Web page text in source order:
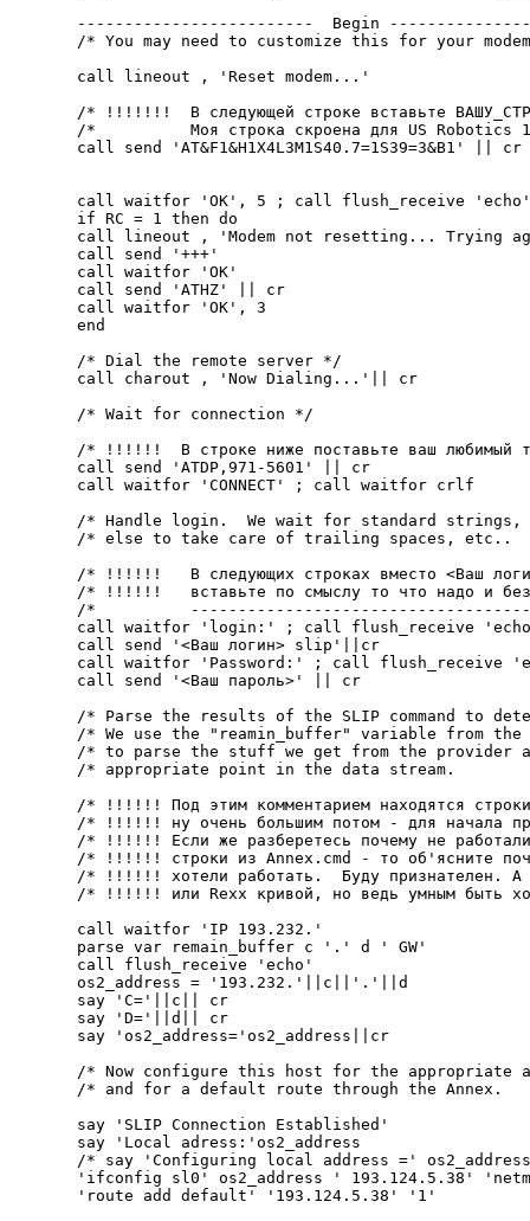
-------------------------  Begin
/* You may need to customize this for your
call lineout , 'Reset modem...'
/* !!!!!!!  В следующей строке вставьте
/*          Моя строка скроена для US Robotics
call send
call waitfor 'OK', 5 ; call flush_receive 'echo'
if RC = 1 then do
call lineout , 'Modem not resetting... Trying
call send '+++'
call waitfor 'OK'
call send 'ATHZ' || cr
call waitfor 'OK', 3
end
/* Dial the remote server */
call charout , 'Now Dialing...'|| cr
/* Wait for connection */
/* !!!!!!  В строке ниже поставьте ваш любимый
call send 'ATDP,971-5601' || cr
call waitfor 'CONNECT' ; call waitfor crlf
/* Handle login.  We wait for standard strings,
/* else to take care of trailing spaces,
/* !!!!!!   В следующих строках вместо <Ваш
/* !!!!!!   вставьте по смыслу то что надо и
/*
call waitfor 'login:' ; call flush_receive
call send '<Ваш логин> slip'||cr
call waitfor 'Password:' ; call flush_receive
call send '<Ваш пароль>' || cr
/* Parse the results of the SLIP command to
/* We use the "reamin_buffer" variable from
/* to parse the stuff we get from the
/* appropriate point in the data stream.
/* !!!!!! Под этим комментарием находятся
/* !!!!!! ну очень большим потом - для начала
/* !!!!!! Если же разберетесь почему не
/* !!!!!! строки из Annex.cmd - то об'ясните
/* !!!!!! хотели работать.  Буду признателен.
/* !!!!!! или Rexx кривой, но ведь умным
call waitfor 'IP 193.232.'
parse var remain_buffer c '.' d ' GW'
call flush_receive 'echo'
os2_address = '193.232.'||c||'.'||d
say 'C='||c|| cr
say 'D='||d|| cr
say 'os2_address='os2_address||cr
/* Now configure this host for the appropriate
/* and for a default route through the
say 'SLIP Connection Established'
say 'Local adress:'os2_address
/* say 'Configuring local address ='
'ifconfig sl0' os2_address ' 193.124.5.38'
'route add default' '193.124.5.38' '1'